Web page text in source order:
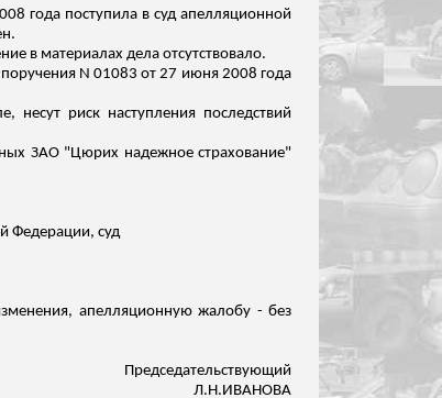
года поступила в суд апелляционной
в материалах дела отсутствовало.
N 01083 от 27 июня 2008 года
несут риск наступления последствий
ЗАО "Цюрих надежное страхование"
Федерации, суд
апелляционную жалобу - без
Председательствующий
Л.Н.ИВАНОВА